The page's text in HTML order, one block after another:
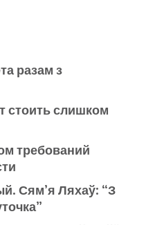
разам з
стоить слишком
требований
Сям’я Ляхаў: “З